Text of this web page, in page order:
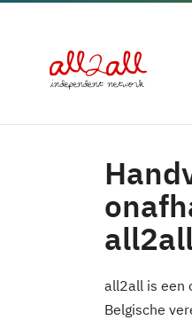
all2all is een
Belgische